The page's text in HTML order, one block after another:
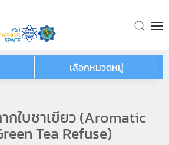
เลือกหมวดหมู่
กใบชาเขียว (Aromatic
Tea Refuse)